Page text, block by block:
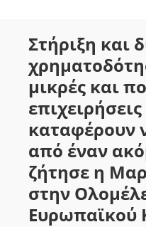
Στήριξη και
μικρές και
καταφέρουν
από έναν
ζήτησε η
στην
Ευρωπαϊκού